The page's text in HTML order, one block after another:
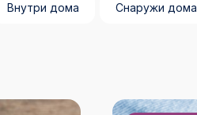
Внутри дома Снаружи дома